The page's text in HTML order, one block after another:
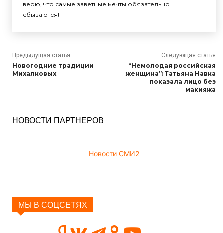
верю, что самые заветные мечты обязательно
сбываются!
Предыдущая статья
Новогодние традиции
Михалковых
Следующая статья
“Немолодая российская
женщина”: Татьяна Навка
показала лицо без
макияжа
НОВОСТИ ПАРТНЕРОВ
Новости СМИ2
МЫ В СОЦСЕТЯХ